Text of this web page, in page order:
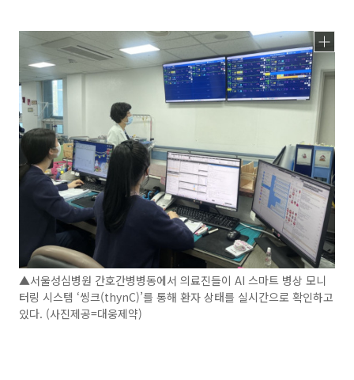
▲서울성심병원 간호간병병동에서 의료진들이 AI 스마트 병상 모니
터링 시스템 ‘씽크(thynC)’를 통해 환자 상태를 실시간으로 확인하고
있다. (사진제공=대웅제약)